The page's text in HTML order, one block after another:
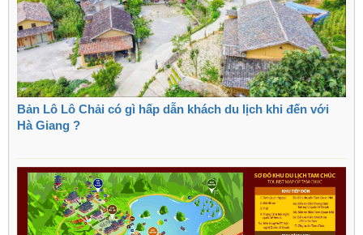
Bản Lô Lô Chải có gì hấp dẫn khách du lịch khi đến với
Hà Giang ?